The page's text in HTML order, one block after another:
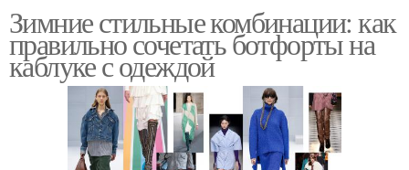
Зимние стильные комбинации: как
правильно сочетать ботфорты на
каблуке с одеждой